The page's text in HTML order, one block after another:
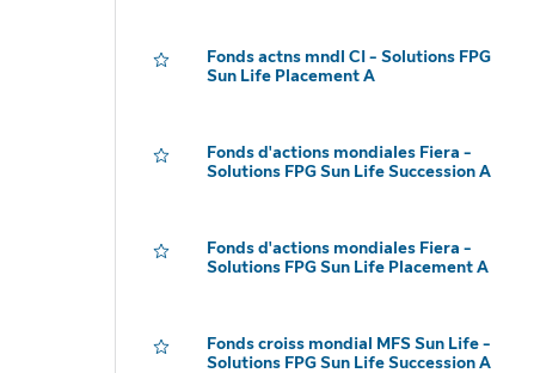
Fonds actns mndl CI - Solutions FPG
Sun Life Placement A
Fonds d'actions mondiales Fiera -
Solutions FPG Sun Life Succession A
Fonds d'actions mondiales Fiera -
Solutions FPG Sun Life Placement A
Fonds croiss mondial MFS Sun Life -
Solutions FPG Sun Life Succession A